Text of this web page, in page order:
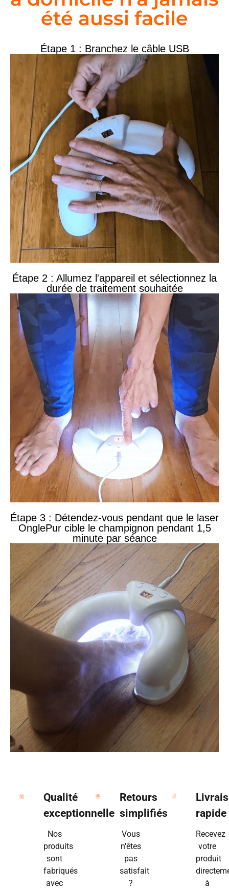
été aussi facile
Étape 1 : Branchez le câble USB
Étape 2 : Allumez l'appareil et sélectionnez la
durée de traitement souhaitée
Étape 3 : Détendez-vous pendant que le laser
OnglePur cible le champignon pendant 1,5
minute par séance
Qualité
exceptionnelle
Nos
produits
sont
fabriqués
avec
Retours
simplifiés
Vous
n'êtes
pas
satisfait
?
rapide
Recevez
votre
produit
à